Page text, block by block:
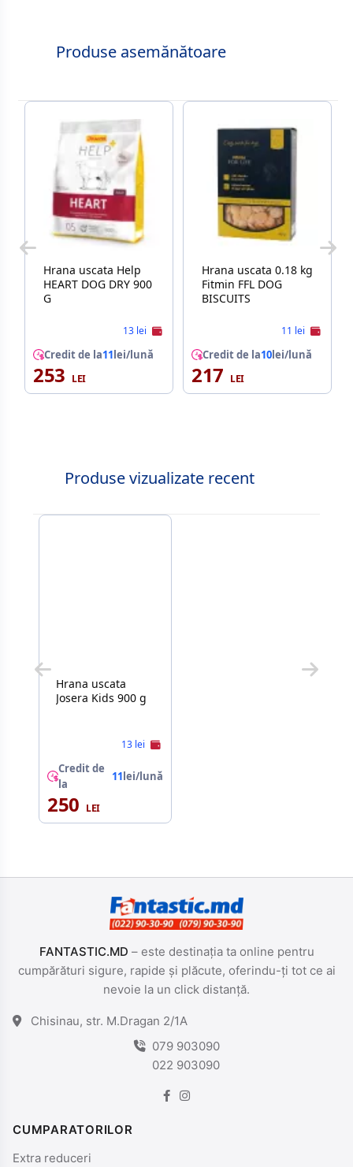
Produse asemănătoare
Hrana uscata Help
HEART DOG DRY 900
G
13 lei
Credit de la11lei/lună
253
Hrana uscata 0.18 kg
Fitmin FFL DOG
BISCUITS
11 lei
Credit de la10lei/lună
217
Produse vizualizate recent
Hrana uscata
Josera Kids 900 g
13 lei
Credit de
la
11lei/lună
250
FANTASTIC.MD – este destinația ta online pentru
cumpărături sigure, rapide și plăcute, oferindu-ți tot ce ai
nevoie la un click distanță.
Chisinau, str. M.Dragan 2/1A
079 903090
022 903090
CUMPARATORILOR
Extra reduceri